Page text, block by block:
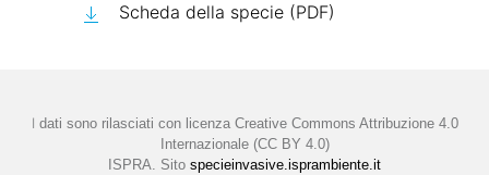
Scheda della specie (PDF)
I dati sono rilasciati con licenza Creative Commons Attribuzione 4.0
Internazionale (CC BY 4.0)
ISPRA. Sito specieinvasive.isprambiente.it